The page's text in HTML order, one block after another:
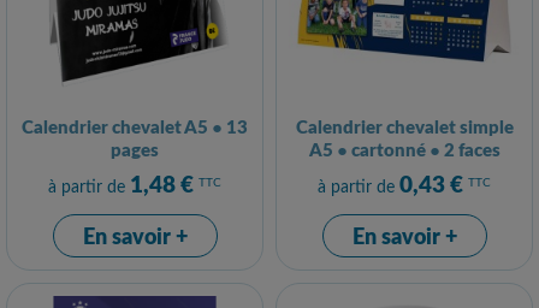
Calendrier chevalet A5 ● 13
pages
à partir de 1,48 € TTC
En savoir +
Calendrier chevalet simple
A5 ● cartonné ● 2 faces
à partir de 0,43 € TTC
En savoir +